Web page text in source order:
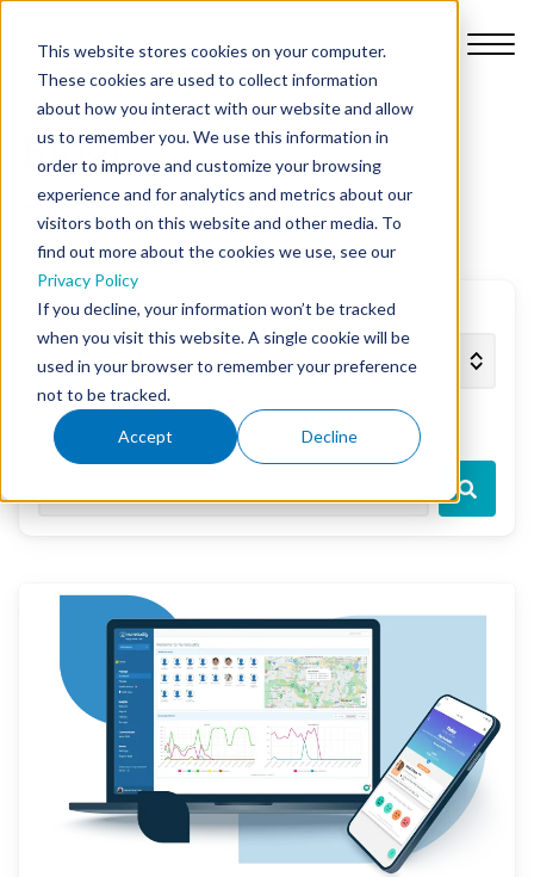
This website stores cookies on your computer.
These cookies are used to collect information
about how you interact with our website and allow
us to remember you. We use this information in
order to improve and customize your browsing
experience and for analytics and metrics about our
visitors both on this website and other media. To
find out more about the cookies we use, see our
Privacy Policy
If you decline, your information won’t be tracked
when you visit this website. A single cookie will be
used in your browser to remember your preference
not to be tracked.
Accept Decline
Ominaisuudet
Miksi Nursebuddy?
Hinnat
Tehtävämme
Blogi
Varaa etäesittely
Blogi
Teknologia ja tietoturva
Rajaa aiheen mukaan
Etsi sisältöjä